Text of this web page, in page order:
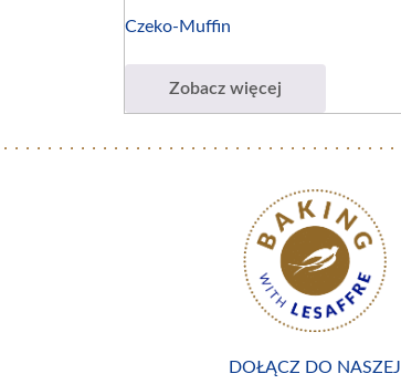
Czeko-Muffin
Zobacz więcej
DOŁĄCZ DO NASZEJ